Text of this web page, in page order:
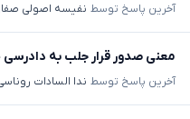
آخرین پاسخ توسط نفیسه اصولی صفار
معنی صدور قرار جلب به
آخرین پاسخ توسط ندا السادات